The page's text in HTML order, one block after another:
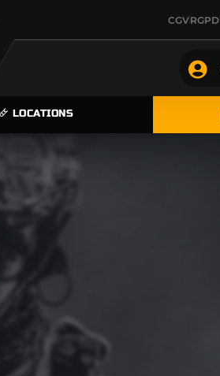
CGVRGPD
🜸 LOCATIONS